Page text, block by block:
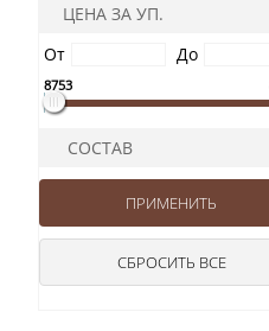
ЦЕНА ЗА УП.
От
До
8753
СОСТАВ